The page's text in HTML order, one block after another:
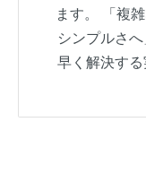
ます。 「複
シンプルさ
早く解決す